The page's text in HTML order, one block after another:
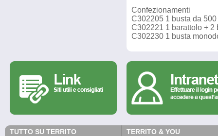
Confezionamenti
C302205 1 busta da 500
C302221 1 barattolo + 2
C302230 1 busta
TUTTO SU TERRITO TERRITO & YOU